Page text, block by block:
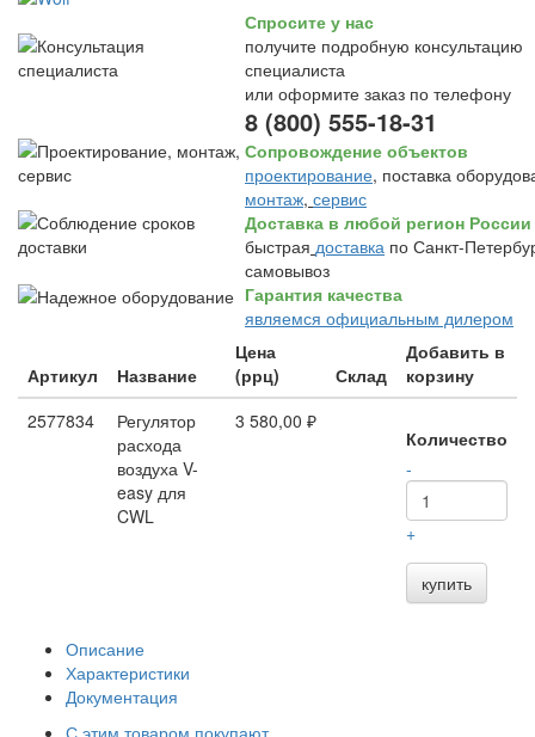
Спросите у нас
получите подробную консультацию
специалиста
или оформите заказ по телефону
8 (800) 555-18-31
Сопровождение объектов
проектирование, поставка
монтаж, сервис
Доставка в любой регион России
быстрая доставка по Санкт-
самовывоз
Гарантия качества
являемся официальным дилером
Артикул Название
Цена
(ррц)
Склад
Добавить в
корзину
2577834
Регулятор
расхода
воздуха V-
easy для
CWL
3 580,00 ₽
Количество
-
+
купить
Описание
Характеристики
Документация
С этим товаром покупают